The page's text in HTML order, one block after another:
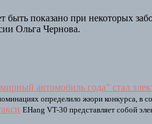
показано при некоторых
Ольга Чернова.
автомобиль года” стал
определило жюри конкурса, в
EHang VT-30 представляет собой